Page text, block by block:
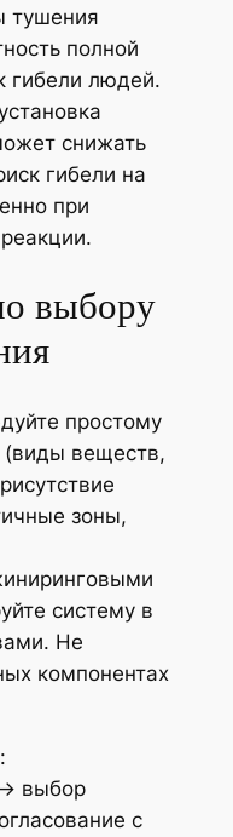
тушения
полной
гибели людей.
снижать
гибели на
при
выбору
простому
(виды веществ,
зоны,
систему в
Не
компонентах
выбор
с